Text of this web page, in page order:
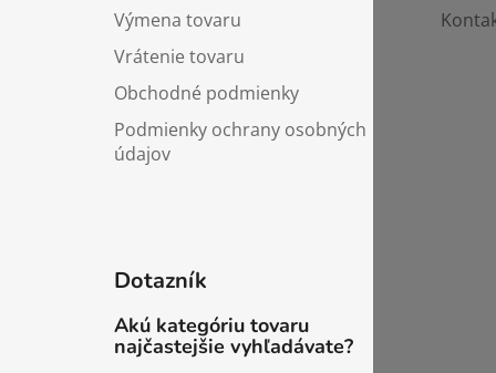
Výmena tovaru
Vrátenie tovaru
Obchodné podmienky
Podmienky ochrany osobných
údajov
Dotazník
Akú kategóriu tovaru
najčastejšie vyhľadávate?